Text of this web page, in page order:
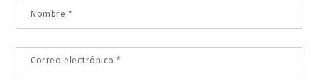
Nombre *
Correo electrónico*